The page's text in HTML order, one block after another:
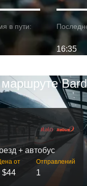
в пути:
16:35
+ автобус
от
$44
Отправлений
1